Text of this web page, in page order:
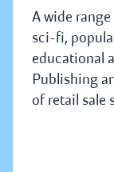
A wide
sci-fi,
educational
Publishing
of retail sale